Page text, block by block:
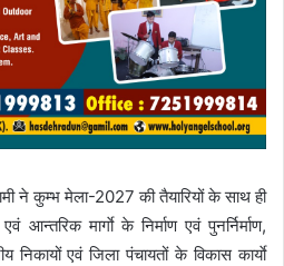
ने कुम्भ मेला-2027 की तैयारियों के साथ ही
आन्तरिक मार्गाे के निर्माण एवं पुनर्निर्माण,
निकायों एवं जिला पंचायतों के विकास कार्याे